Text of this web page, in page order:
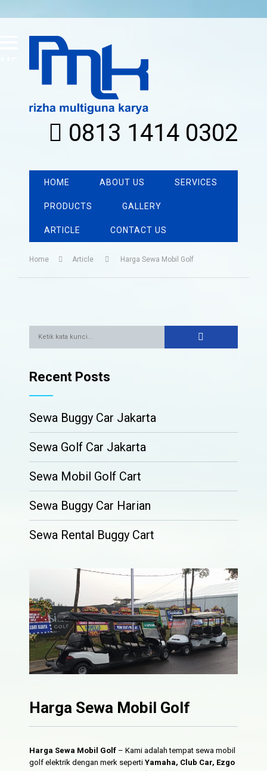
0813 1414 0302
HOME ABOUT US SERVICES
PRODUCTS GALLERY
ARTICLE CONTACT US
Home Article Harga Sewa Mobil Golf
Recent Posts
Sewa Buggy Car Jakarta
Sewa Golf Car Jakarta
Sewa Mobil Golf Cart
Sewa Buggy Car Harian
Sewa Rental Buggy Cart
Harga Sewa Mobil Golf
Harga Sewa Mobil Golf – Kami adalah tempat sewa mobil
golf elektrik dengan merk sepertiYamaha, Club Car, Ezgo